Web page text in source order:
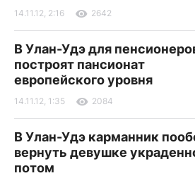
14.11.12, 2:16 2642
В Улан-Удэ для
построят пансионат
европейского уровня
14.11.12, 1:35 2084
В Улан-Удэ карманник
вернуть девушке
потом